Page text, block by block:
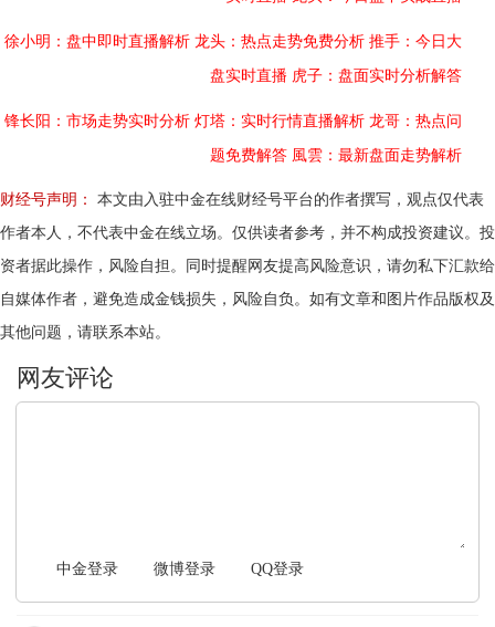
徐小明：盘中即时直播解析 龙头：热点走势免费分析 推手：今日大
盘实时直播 虎子：盘面实时分析解答
锋长阳：市场走势实时分析 灯塔：实时行情直播解析 龙哥：热点问
题免费解答 風雲：最新盘面走势解析
财经号声明：
本文由入驻中金在线财经号平台的作者撰写，观点仅代表
作者本人，不代表中金在线立场。仅供读者参考，并不构成投资建议。投
资者据此操作，风险自担。同时提醒网友提高风险意识，请勿私下汇款给
自媒体作者，避免造成金钱损失，风险自负。如有文章和图片作品版权及
其他问题，请联系本站。
中金登录 微博登录 QQ登录